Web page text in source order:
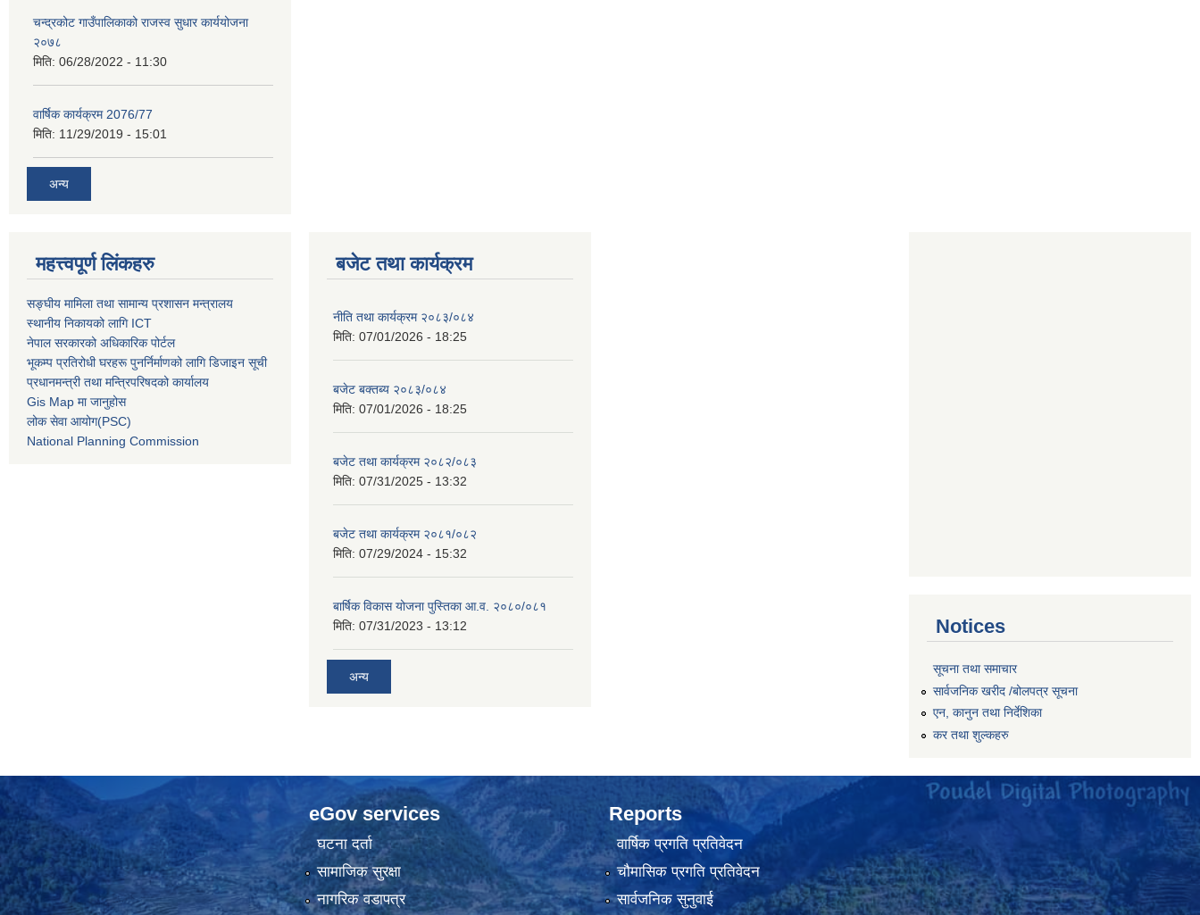
चन्द्रकोट गाउँपालिकाको राजस्व सुधार कार्ययोजना
२०७८
मिति: 06/28/2022 - 11:30
वार्षिक कार्यक्रम 2076/77
मिति: 11/29/2019 - 15:01
अन्य
महत्त्वपूर्ण लिंकहरु
सङ्घीय मामिला तथा सामान्य प्रशासन मन्त्रालय
स्थानीय निकायको लागि ICT
नेपाल सरकारको अधिकारिक पोर्टल
भूकम्प प्रतिरोधी घरहरू पुनर्निर्माणको लागि डिजाइन सूची
प्रधानमन्त्री तथा मन्त्रिपरिषदको कार्यालय
Gis Map मा जानुहोस
लोक सेवा आयोग(PSC)
National Planning Commission
बजेट तथा कार्यक्रम
नीति तथा कार्यक्रम २०८३/०८४
मिति: 07/01/2026 - 18:25
बजेट बक्तब्य २०८३/०८४
मिति: 07/01/2026 - 18:25
बजेट तथा कार्यक्रम २०८२/०८३
मिति: 07/31/2025 - 13:32
बजेट तथा कार्यक्रम २०८१/०८२
मिति: 07/29/2024 - 15:32
बार्षिक विकास योजना पुस्तिका आ.व. २०८०/०८१
मिति: 07/31/2023 - 13:12
अन्य
Notices
सूचना तथा समाचार
सार्वजनिक खरीद /बोलपत्र सूचना
एन, कानुन तथा निर्देशिका
कर तथा शुल्कहरु
eGov services
घटना दर्ता
सामाजिक सुरक्षा
नागरिक वडापत्र
Reports
वार्षिक प्रगति प्रतिवेदन
चौमासिक प्रगति प्रतिवेदन
सार्वजनिक सुनुवाई